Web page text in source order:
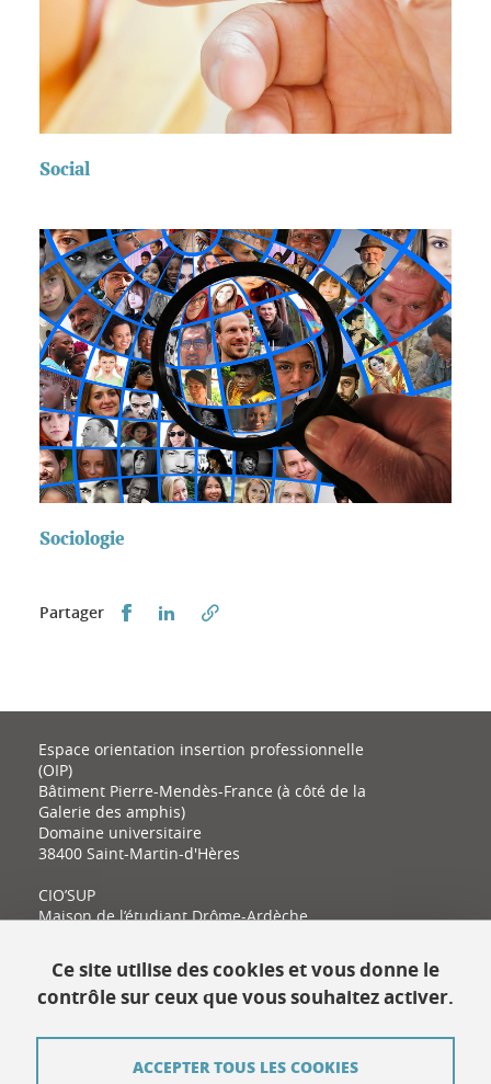
Social
Sociologie
Partager Partager sur Facebook
Partager sur LinkedIn
Espace orientation insertion professionnelle
(OIP)
Bâtiment Pierre-Mendès-France (à côté de la
Galerie des amphis)
Domaine universitaire
38400 Saint-Martin-d'Hères
CIO’SUP
Maison de l’étudiant Drôme-Ardèche
26000 Valence
Contact
Ce site utilise des cookies et vous donne le
contrôle sur ceux que vous souhaitez activer.
ACCEPTER TOUS LES COOKIES